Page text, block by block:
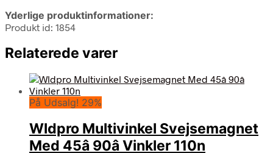
Yderlige produktinformationer:
Produkt id: 1854
Relaterede varer
På Udsalg! 29%
Wldpro Multivinkel Svejsemagnet
Med 45â 90â Vinkler 110n